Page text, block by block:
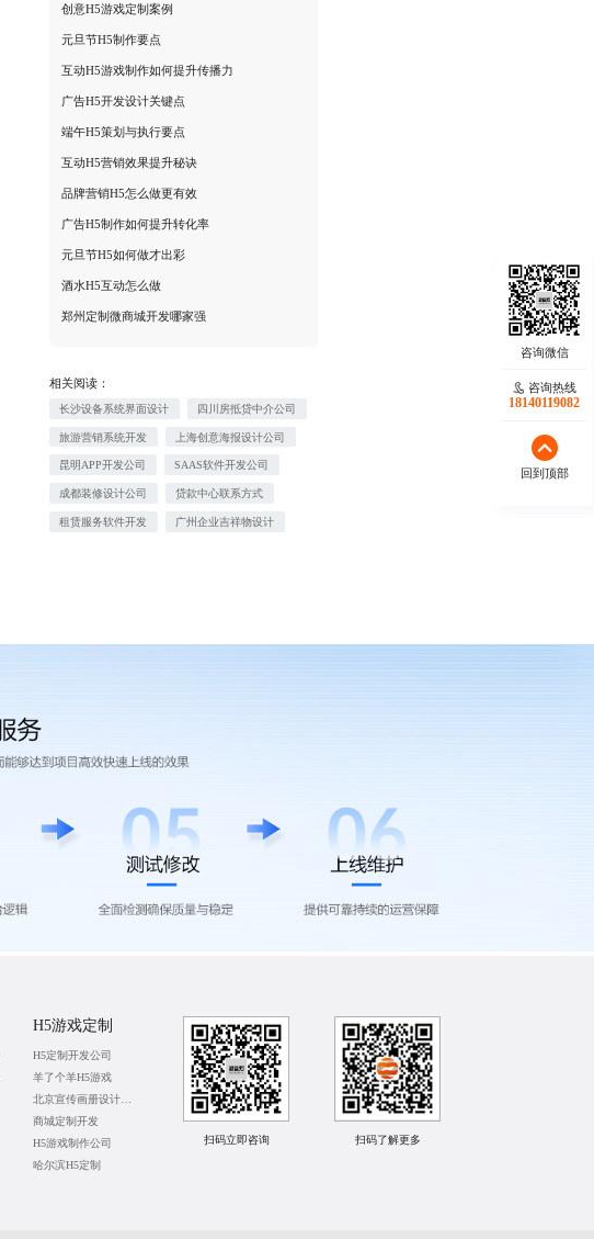
创意H5游戏定制案例
元旦节H5制作要点
互动H5游戏制作如何提升传播力
广告H5开发设计关键点
端午H5策划与执行要点
互动H5营销效果提升秘诀
品牌营销H5怎么做更有效
广告H5制作如何提升转化率
元旦节H5如何做才出彩
酒水H5互动怎么做
郑州定制微商城开发哪家强
相关阅读：
长沙设备系统界面设计 四川房抵贷中介公司
旅游营销系统开发 上海创意海报设计公司
昆明APP开发公司 SAAS软件开发公司
成都装修设计公司 贷款中心联系方式
租赁服务软件开发 广州企业吉祥物设计
咨询热线
18140119082
回到顶部
H5游戏定制
H5定制开发公司
羊了个羊H5游戏
北京宣传画册设计公司
商城定制开发
H5游戏制作公司
哈尔滨H5定制
扫码立即咨询 扫码了解更多